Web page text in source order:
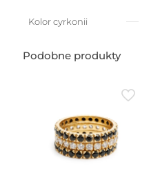
Kolor cyrkonii
Podobne produkty